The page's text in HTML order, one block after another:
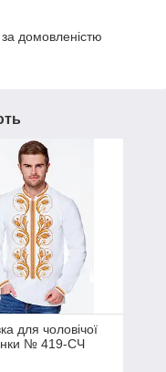
домовленістю
для чоловічої
№ 419-СЧ